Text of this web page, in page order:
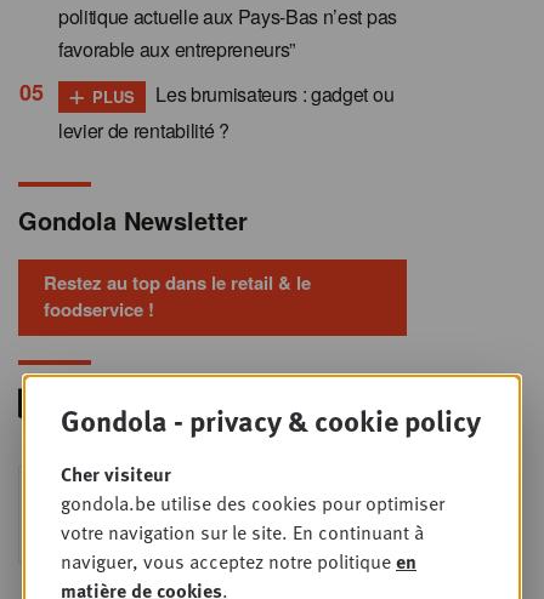
politique actuelle aux Pays-Bas n’est pas
favorable aux entrepreneurs”
+ PLUS
Les brumisateurs : gadget ou
levier de rentabilité ?
Gondola Newsletter
Restez au top dans le retail & le
foodservice !
9
SEPT
Foodservice - Joint
business planning
Intro to Negotiation: Succes aan de
onderhandelingstafel is geen toeval!
Gondola - privacy & cookie policy
Cher visiteur
gondola.be utilise des cookies pour optimiser
votre navigation sur le site. En continuant à
naviguer, vous acceptez notre politiqueen
matière de cookies.